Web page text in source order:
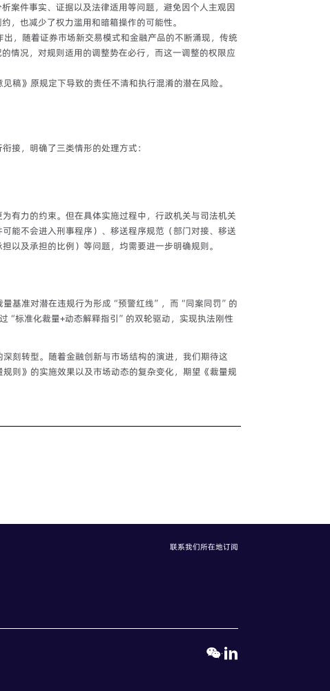
案件事实、证据以及法律适用等问题，避免因个人主观因
，也减少了权力滥用和暗箱操作的可能性。
，随着证券市场新交易模式和金融产品的不断涌现，传统
情况，对规则适用的调整势在必行，而这一调整的权限应
》原规定下导致的责任不清和执行混淆的潜在风险。
接，明确了三类情形的处理方式：
有力的约束。但在具体实施过程中，行政机关与司法机关
能不会进入刑事程序）、移送程序规范（部门对接、移送
以及承担的比例）等问题，均需要进一步明确规则。
基准对潜在违规行为形成“预警红线”，而“同案同罚”的
标准化裁量+动态解释指引”的双轮驱动，实现执法刚性
刻转型。随着金融创新与市场结构的演进，我们期待这
则》的实施效果以及市场动态的复杂变化，期望《裁量规
联系我们所在地订阅
·